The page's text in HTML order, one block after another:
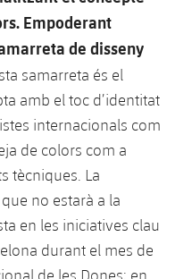
Empoderant
de disseny
samarreta és el
amb el toc d’identitat
internacionals com
de colors com a
tècniques. La
no estarà a la
en les iniciatives clau
durant el mes de
de les Dones; en